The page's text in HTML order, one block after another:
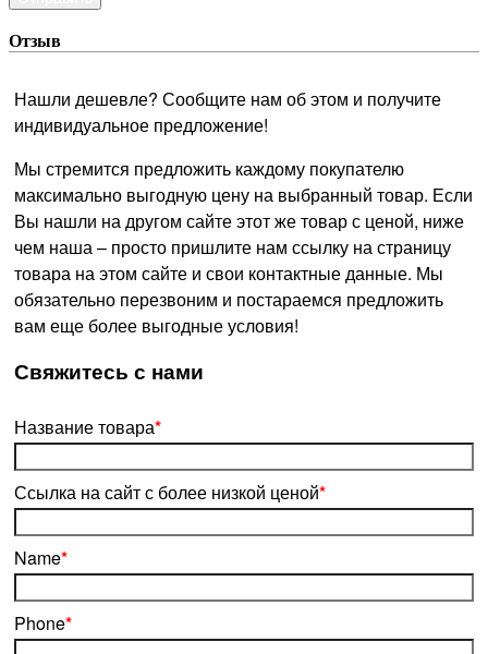
Отзыв
Нашли дешевле? Сообщите нам об этом и получите
индивидуальное предложение!
Мы стремится предложить каждому покупателю
максимально выгодную цену на выбранный товар. Если
Вы нашли на другом сайте этот же товар с ценой, ниже
чем наша – просто пришлите нам ссылку на страницу
товара на этом сайте и свои контактные данные. Мы
обязательно перезвоним и постараемся предложить
вам еще более выгодные условия!
­Свяжитесь с нами
Название товара*
Ссылка на сайт с более низкой ценой*
Name*
Phone*